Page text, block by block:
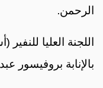
الرحمن.
اللجنة العليا
بالإنابة بروفيسور